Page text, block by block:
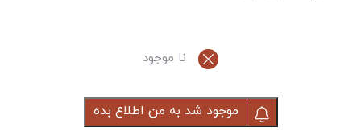
نا موجود
موجود شد به من اطلاع بده